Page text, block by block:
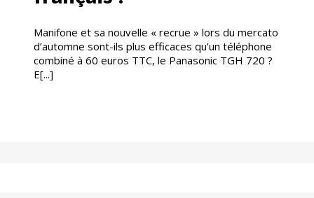
Manifone et sa nouvelle « recrue » lors du mercato
d’automne sont-ils plus efficaces qu’un téléphone
combiné à 60 euros TTC, le Panasonic TGH 720 ?
E[...]